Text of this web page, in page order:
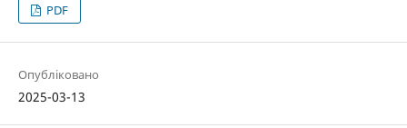
PDF
Опубліковано
2025-03-13